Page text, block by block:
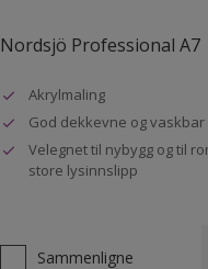
Nordsjö Professional A7
Akrylmaling
God dekkevne og vaskbar
Velegnet til nybygg og til
store lysinnslipp
Sammenligne